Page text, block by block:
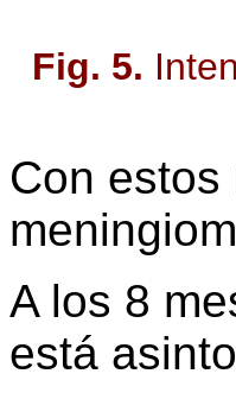
Fig. 5.
Con
A los 8
está